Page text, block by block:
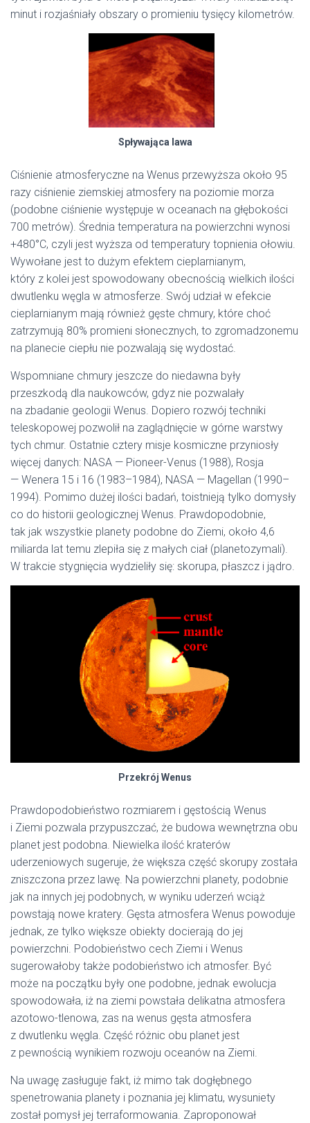
minut i rozjaśniały obszary o promieniu tysięcy kilometrów.
Spływająca lawa
Ciśnienie atmosferyczne na Wenus przewyższa około 95
razy ciśnienie ziemskiej atmosfery na poziomie morza
(podobne ciśnienie występuje w oceanach na głębokości
700 metrów). Średnia temperatura na powierzchni wynosi
+480°C, czyli jest wyższa od temperatury topnienia ołowiu.
Wywołane jest to dużym efektem cieplarnianym,
który z kolei jest spowodowany obecnością wielkich ilości
dwutlenku węgla w atmosferze. Swój udział w efekcie
cieplarnianym mają również gęste chmury, które choć
zatrzymują 80% promieni słonecznych, to zgromadzonemu
na planecie ciepłu nie pozwalają się wydostać.
Wspomniane chmury jeszcze do niedawna były
przeszkodą dla naukowców, gdyz nie pozwalały
na zbadanie geologii Wenus. Dopiero rozwój techniki
teleskopowej pozwolił na zaglądnięcie w górne warstwy
tych chmur. Ostatnie cztery misje kosmiczne przyniosły
więcej danych: NASA — Pioneer-Venus (1988), Rosja
— Wenera 15 i 16 (1983–1984), NASA — Magellan (1990–
1994). Pomimo dużej ilości badań, toistnieją tylko domysły
co do historii geologicznej Wenus. Prawdopodobnie,
tak jak wszystkie planety podobne do Ziemi, około 4,6
miliarda lat temu zlepiła się z małych ciał (planetozymali).
W trakcie stygnięcia wydzieliły się: skorupa, płaszcz i jądro.
Przekrój Wenus
Prawdopodobieństwo rozmiarem i gęstością Wenus
i Ziemi pozwala przypuszczać, że budowa wewnętrzna obu
planet jest podobna. Niewielka ilość kraterów
uderzeniowych sugeruje, że większa część skorupy została
zniszczona przez lawę. Na powierzchni planety, podobnie
jak na innych jej podobnych, w wyniku uderzeń wciąż
powstają nowe kratery. Gęsta atmosfera Wenus powoduje
jednak, ze tylko większe obiekty docierają do jej
powierzchni. Podobieństwo cech Ziemi i Wenus
sugerowałoby także podobieństwo ich atmosfer. Być
może na początku były one podobne, jednak ewolucja
spowodowała, iż na ziemi powstała delikatna atmosfera
azotowo-tlenowa, zas na wenus gęsta atmosfera
z dwutlenku węgla. Część różnic obu planet jest
z pewnością wynikiem rozwoju oceanów na Ziemi.
Na uwagę zasługuje fakt, iż mimo tak dogłębnego
spenetrowania planety i poznania jej klimatu, wysuniety
został pomysł jej terraformowania. Zaproponował